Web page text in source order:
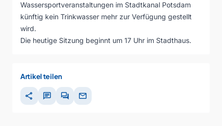
Wassersportveranstaltungen im Stadtkanal Potsdam
künftig kein Trinkwasser mehr zur Verfügung gestellt
wird.
Die heutige Sitzung beginnt um 17 Uhr im Stadthaus.
Artikel teilen
share chat forum mail